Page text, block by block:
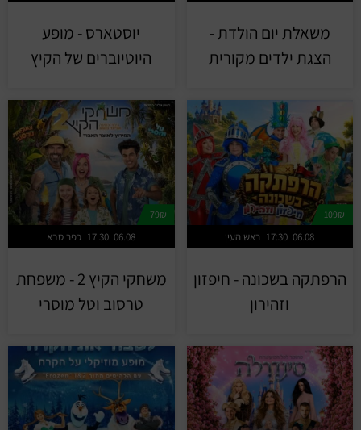
משאלת יום הולדת -
הצגת ילדים מקורית
יוסטארס - מופע
היוטיוברים של הקיץ
109₪
ראש העין 17:30 06.08
הרפתקה בשכונה - חיפזון
וזהירון
79₪
כפר סבא 17:30 06.08
משחקי הקיץ 2 - משפחת
טרסוב וטל מוסרי